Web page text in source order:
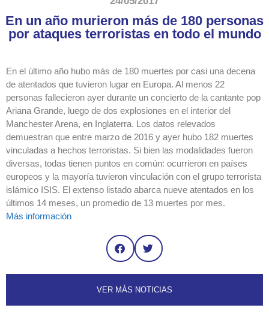
En un año murieron más de 180 personas
por ataques terroristas en todo el mundo
En el último año hubo más de 180 muertes por casi una decena
de atentados que tuvieron lugar en Europa. Al menos 22
personas fallecieron ayer durante un concierto de la cantante pop
Ariana Grande, luego de dos explosiones en el interior del
Manchester Arena, en Inglaterra. Los datos relevados
demuestran que entre marzo de 2016 y ayer hubo 182 muertes
vinculadas a hechos terroristas. Si bien las modalidades fueron
diversas, todas tienen puntos en común: ocurrieron en países
europeos y la mayoría tuvieron vinculación con el grupo terrorista
islámico ISIS. El extenso listado abarca nueve atentados en los
últimos 14 meses, un promedio de 13 muertes por mes.
Más información
VER MÁS NOTICIAS